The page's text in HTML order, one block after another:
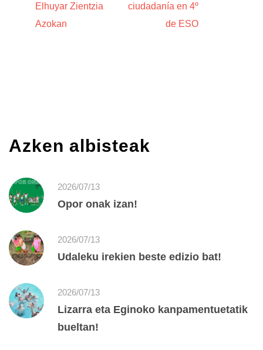
Elhuyar Zientzia
Azokan
ciudadanía en 4º
de ESO
Azken albisteak
2026/07/13
Opor onak izan!
2026/07/13
Udaleku irekien beste edizio bat!
2026/07/13
Lizarra eta Eginoko kanpamentuetatik
bueltan!